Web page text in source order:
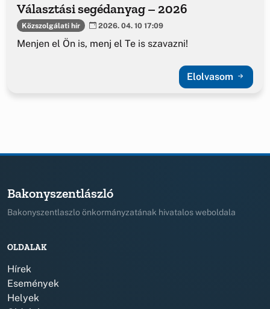
Választási segédanyag – 2026
Közszolgálati hír 2026. 04. 10 17:09
Menjen el Ön is, menj el Te is szavazni!
Elolvasom
Bakonyszentlászló
Bakonyszentlaszlo önkormányzatának hivatalos weboldala
OLDALAK
Hírek
Események
Helyek